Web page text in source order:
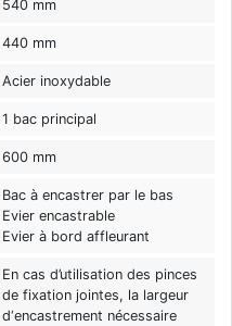
540 mm
440 mm
Acier inoxydable
1 bac principal
600 mm
Bac à encastrer par le bas
Evier encastrable
Evier à bord affleurant
En cas d’utilisation des pinces
de fixation jointes, la largeur
d‘encastrement nécessaire